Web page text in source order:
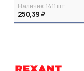
Наличие:1411 шт.
250,39 ₽